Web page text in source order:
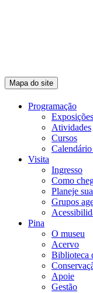
Mapa do site
Programação
Exposições
Atividades
Cursos
Visita
Ingresso
Como
Planeje
Grupos
Pina
O museu
Acervo
Biblioteca
Apoie
Gestão